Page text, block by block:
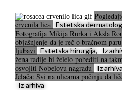
crvenila lica Estetska
Fotografija Mikija Rurka i Aksla
objašnjenje da je reč o bračnom
ljubavi
Estetska hirurgija, Iz
žena radije bi želelo pobediti na
osvojiti Nobelovu nagradu
Iz
Jelača: Svi na ulicama počinju da
Iz arhiva